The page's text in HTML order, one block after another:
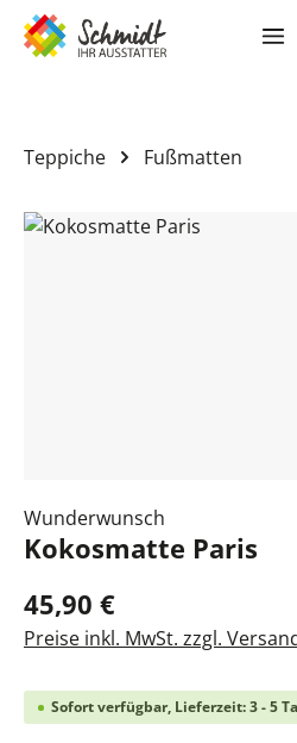
springen
Teppiche Fußmatten
Bildergalerie überspringen
Wunderwunsch
Kokosmatte Paris
45,90 €
Preise inkl. MwSt. zzgl.
Sofort verfügbar, Lieferzeit: 3 - 5